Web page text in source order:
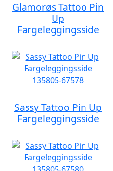
Glamorøs Tattoo Pin
Up
Fargeleggingsside
Sassy Tattoo Pin Up
Fargeleggingsside